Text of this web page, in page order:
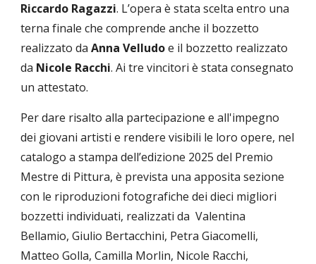
Riccardo Ragazzi. L’opera è stata scelta entro una
terna finale che comprende anche il bozzetto
realizzato daAnna Velludoe il bozzetto realizzato
da Nicole Racchi. Ai tre vincitori è stata consegnato
un attestato.
Per dare risalto alla partecipazione e all'impegno
dei giovani artisti e rendere visibili le loro opere, nel
catalogo a stampa dell’edizione 2025 del Premio
Mestre di Pittura, è prevista una apposita sezione
con le riproduzioni fotografiche dei dieci migliori
bozzetti individuati, realizzati da Valentina
Bellamio, Giulio Bertacchini, Petra Giacomelli,
Matteo Golla, Camilla Morlin, Nicole Racchi,